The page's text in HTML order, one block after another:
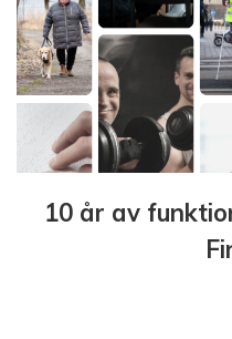
10 år av